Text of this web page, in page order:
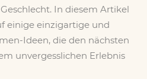
In diesem Artikel
einige einzigartige und
Ideen, die den nächsten
unvergesslichen Erlebnis